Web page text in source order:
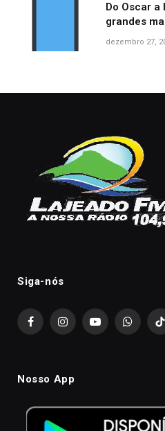
Do Oscar a
grandes
dezembro 27,
Siga-nós
FacebookInstagramYouTube
Nosso App